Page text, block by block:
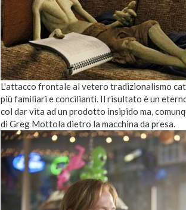
L'attacco frontale al vetero tradizionalismo
più familiari e concilianti. Il risultato è un
col dar vita ad un prodotto insipido ma,
di Greg Mottola dietro la macchina da presa.